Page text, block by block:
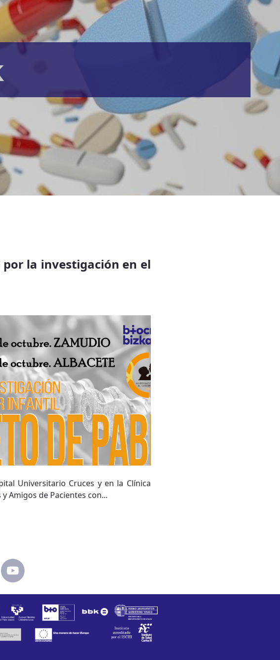
por la investigación en el
Universitario Cruces y en la Clínica
Amigos de Pacientes con...